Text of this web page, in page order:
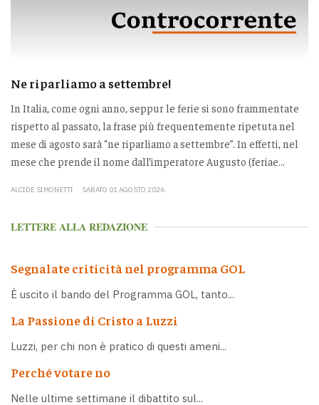
Ne riparliamo a settembre!
In Italia, come ogni anno, seppur le ferie si sono frammentate
rispetto al passato, la frase più frequentemente ripetuta nel
mese di agosto sarà “ne riparliamo a settembre”. In effetti, nel
mese che prende il nome dall’imperatore Augusto (feriae...
ALCIDE SIMONETTI SABATO 01 AGOSTO 2026
LETTERE ALLA REDAZIONE
Segnalate criticità nel programma GOL
È uscito il bando del Programma GOL, tanto...
La Passione di Cristo a Luzzi
Luzzi, per chi non è pratico di questi ameni...
Perché votare no
Nelle ultime settimane il dibattito sul...